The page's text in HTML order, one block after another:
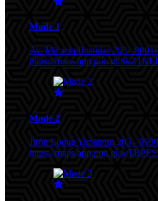
Made 1
Av. Micaela Bastidas 203 -
https://maps.app.goo.gl/
Made 2
Jirón Loque Yupanqui 203 -
https://maps.app.goo.gl/